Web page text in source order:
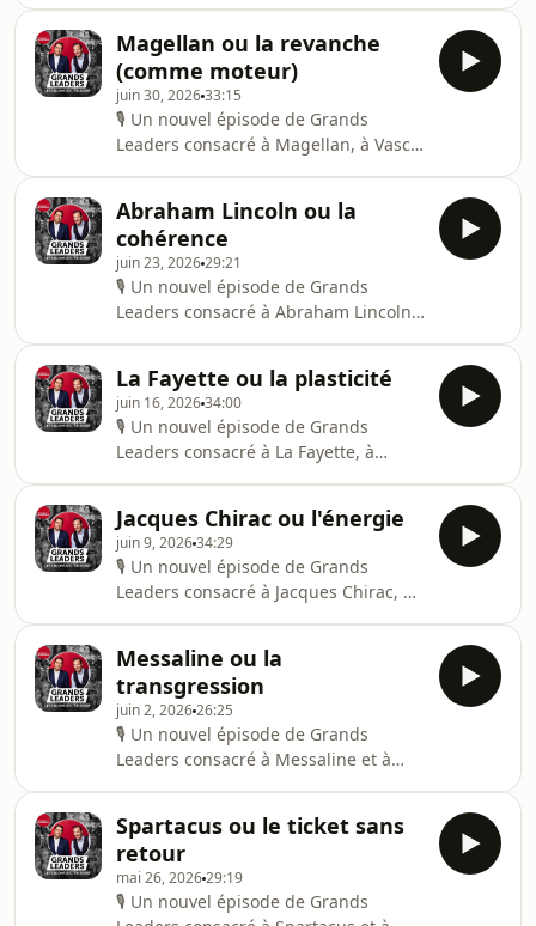
moderne. 😌 Tandis que le premier,
philosophe chinois du VIe siècle avant
J.C., préconise l'art de gagner sans
combattre, le second
Visitez audiomeans.fr/politique-de-
confidentialite pour plus
d'informations.
Magellan ou la revanche
(comme moteur)
juin 30, 202633:15
🎙️ Un nouvel épisode de Grands
Leaders consacré à Magellan, à Vasco
Audiomeans. Visitez
audiomeans.fr/politique-de-
confidentialite pour plus
d'informations.
Abraham Lincoln ou la
cohérence
juin 23, 202629:21
🎙️ Un nouvel épisode de Grands
Leaders consacré à Abraham Lincoln,
Audiomeans. Visitez
audiomeans.fr/politique-de-
confidentialite pour plus
d'informations.
La Fayette ou la plasticité
juin 16, 202634:00
🎙️ Un nouvel épisode de Grands
Leaders consacré à La Fayette, à
Audiomeans. Visitez
audiomeans.fr/politique-de-
confidentialite pour plus
d'informations.
Jacques Chirac ou l'énergie
juin 9, 202634:29
🎙️ Un nouvel épisode de Grands
Leaders consacré à Jacques Chirac, à
Audiomeans. Visitez
audiomeans.fr/politique-de-
confidentialite pour plus
d'informations.
Messaline ou la
transgression
juin 2, 202626:25
🎙️ Un nouvel épisode de Grands
Leaders consacré à Messaline et à
l'authenticité, ces deux personnalités
hors normes ont marqué leur époque
par leur talent, leur charisme et leur
refus des conventions. Franck Ferrand
Spartacus ou le ticket sans
retour
mai 26, 202629:19
🎙️ Un nouvel épisode de Grands